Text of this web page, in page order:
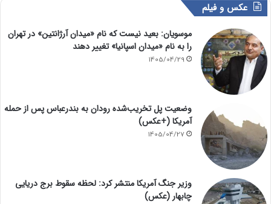
عکس و فیلم
موسویان: بعید نیست که نام «میدان آرژانتین» در تهران
را به نام «میدان اسپانیا» تغییر دهند
1405/04/29
وضعیت پل تخریب‌شده رودان به بندرعباس پس از حمله
آمریکا (+عکس)
1405/04/27
وزیر جنگ آمریکا منتشر کرد: لحظه سقوط برج دریایی
چابهار (عکس)